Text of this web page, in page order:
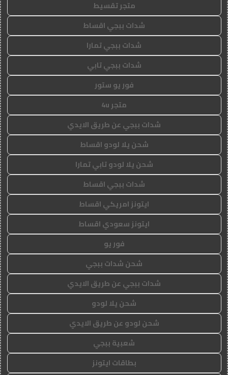
متجر تقسيط
شدات ببجي اقساط
شدات ببجي تمارا
شدات ببجي تابي
فور يو ستور
متجر 4u
شدات ببجي عن طريق الايدي
شحن يلا لودو اقساط
شحن يلا لودو تابي تمارا
شدات ببجي اقساط
ايتونز امريكي اقساط
ايتونز سعودي اقساط
فور يو
شحن شدات ببجي
شدات ببجي عن طريق الايدي
شحن يلا لودو
شحن لودو عن طريق الايدي
شعبية ببجي
بطاقات ايتونز